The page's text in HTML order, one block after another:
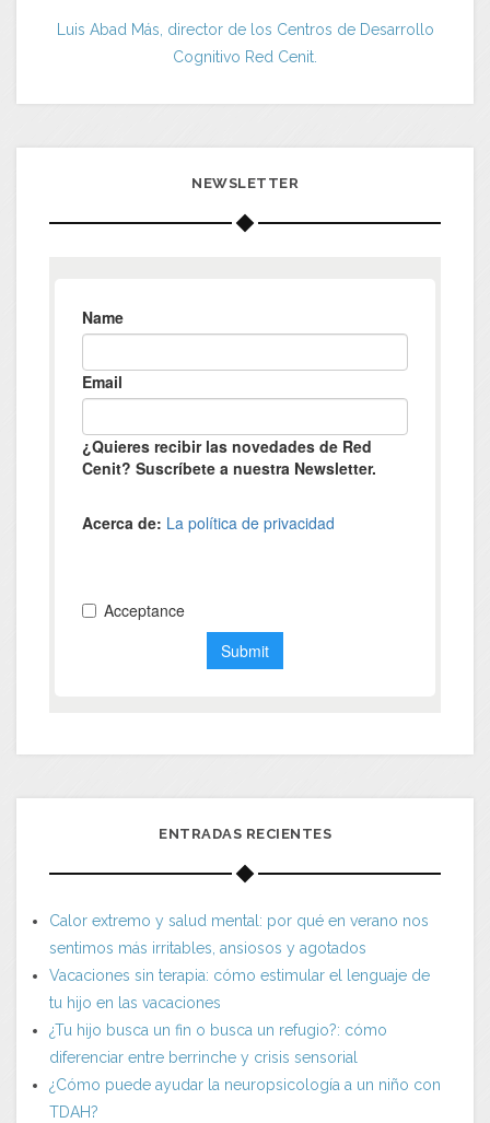
Luis Abad Más, director de los Centros de Desarrollo
Cognitivo Red Cenit.
NEWSLETTER
ENTRADAS RECIENTES
Calor extremo y salud mental: por qué en verano nos
sentimos más irritables, ansiosos y agotados
Vacaciones sin terapia: cómo estimular el lenguaje de
tu hijo en las vacaciones
¿Tu hijo busca un fin o busca un refugio?: cómo
diferenciar entre berrinche y crisis sensorial
¿Cómo puede ayudar la neuropsicología a un niño con
TDAH?